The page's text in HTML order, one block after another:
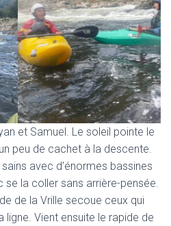
et Samuel. Le soleil pointe le
peu de cachet à la descente.
avec d’énormes bassines
la coller sans arrière-pensée.
de la Vrille secoue ceux qui
ligne. Vient ensuite le rapide de